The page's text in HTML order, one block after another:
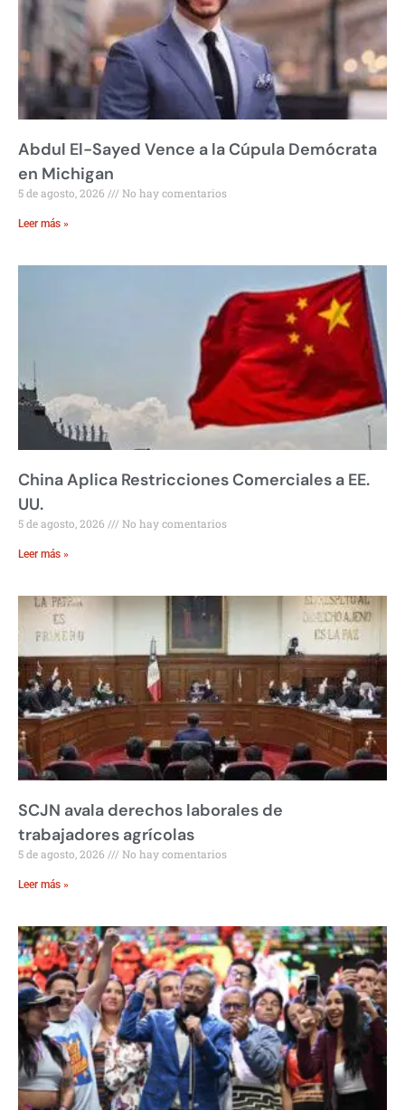
Abdul El-Sayed Vence a la Cúpula Demócrata
en Michigan
5 de agosto, 2026 No hay comentarios
Leer más »
China Aplica Restricciones Comerciales a EE.
UU.
5 de agosto, 2026 No hay comentarios
Leer más »
SCJN avala derechos laborales de
trabajadores agrícolas
5 de agosto, 2026 No hay comentarios
Leer más »